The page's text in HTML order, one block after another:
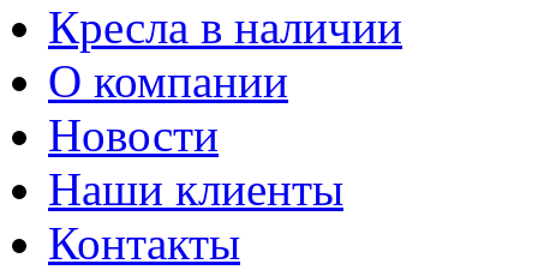
Кресла в наличии
О компании
Новости
Наши клиенты
Контакты